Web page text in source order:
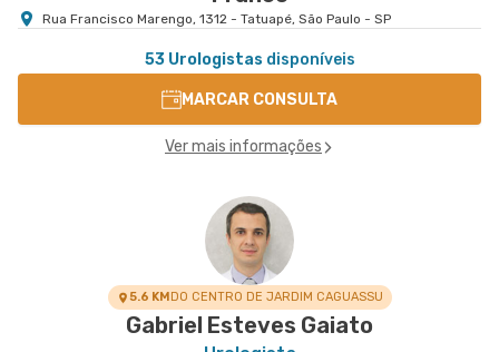
Rua Francisco Marengo, 1312 - Tatuapé, São Paulo - SP
53 Urologistas disponíveis
MARCAR CONSULTA
Ver mais informações
5.6 KMDO CENTRO DE JARDIM CAGUASSU
Gabriel Esteves Gaiato